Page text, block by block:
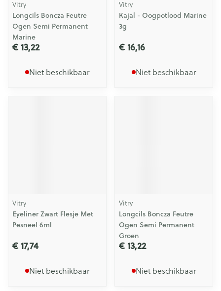
Vitry
Longcils Boncza Feutre
Ogen Semi Permanent
Marine
€ 13,22
Niet beschikbaar
Vitry
Kajal - Oogpotlood Marine
3g
€ 16,16
Niet beschikbaar
Vitry
Eyeliner Zwart Flesje Met
Pesneel 6ml
€ 17,74
Niet beschikbaar
Vitry
Longcils Boncza Feutre
Ogen Semi Permanent
Groen
€ 13,22
Niet beschikbaar